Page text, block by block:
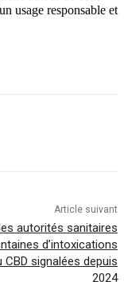
usage responsable et
Article suivant
autorités sanitaires
d’intoxications
CBD signalées depuis
2024